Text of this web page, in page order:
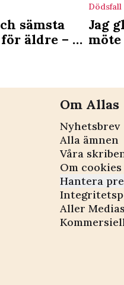
sämsta
äldre – de
Dödsfall
Jag
Om Allas
Nyhetsbrev
Alla ämnen
Våra
Om cookies
Hantera
Aller